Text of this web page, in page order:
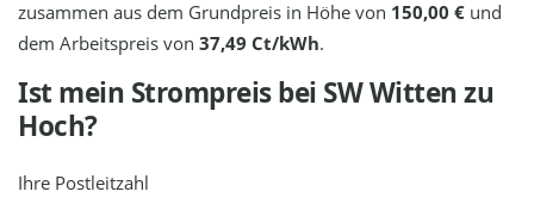
zusammen aus dem Grundpreis in Höhe von 150,00 € und
dem Arbeitspreis von37,49 Ct/kWh.
Ist mein Strompreis bei SW Wittenzu
Hoch?
Ihre Postleitzahl